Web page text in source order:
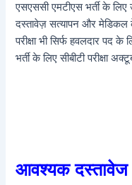
एसएससी एमटीएस भर्ती के लिए
दस्तावेज़ सत्यापन और मेडिकल
परीक्षा भी सिर्फ हवलदार पद
भर्ती के लिए सीबीटी परीक्षा
आवश्यक दस्तावेज